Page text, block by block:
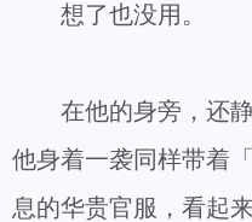
想了也没用。
在他的身旁，还静
他身着一袭同样带着
息的华贵官服，看起